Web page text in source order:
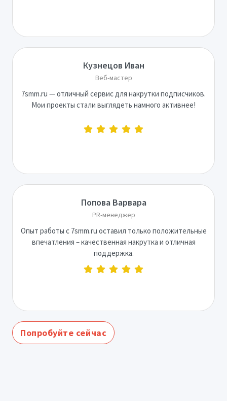
Кузнецов Иван
Веб-мастер
7smm.ru — отличный сервис для накрутки подписчиков.
Мои проекты стали выглядеть намного активнее!
Попова Варвара
PR-менеджер
Опыт работы с 7smm.ru оставил только положительные
впечатления – качественная накрутка и отличная
поддержка.
Попробуйте сейчас